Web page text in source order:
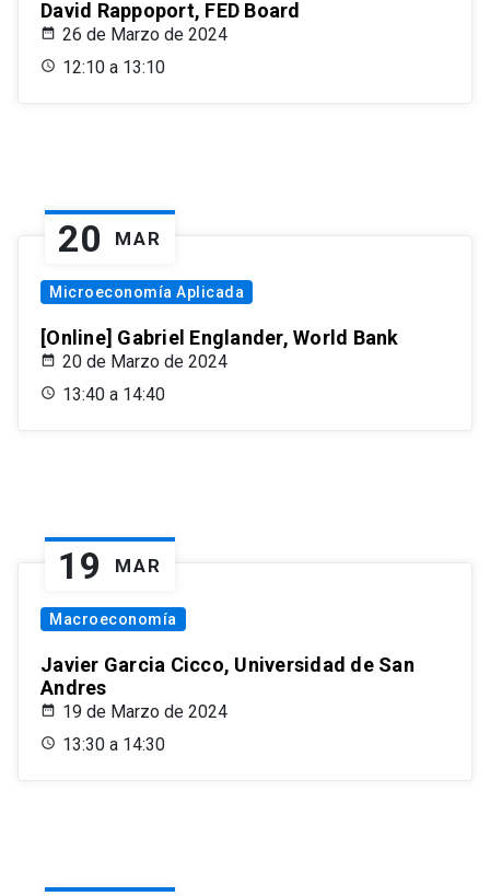
David Rappoport, FED Board
26 de Marzo de 2024
12:10 a 13:10
20 MAR
Microeconomía Aplicada
[Online] Gabriel Englander, World Bank
20 de Marzo de 2024
13:40 a 14:40
19 MAR
Macroeconomía
Javier Garcia Cicco, Universidad de San
Andres
19 de Marzo de 2024
13:30 a 14:30